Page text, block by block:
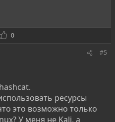
в
0
#5
ресурсы
это возможно только
У меня не Kali, а